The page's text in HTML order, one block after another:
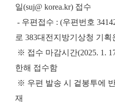
일(suj@ korea.kr) 접수
- 우편접수 : (우편번호
로 383대전지방기상청 기
※ 접수 마감시간(2025. 1.
한해 접수함
※ 우편 발송 시 겉봉투에 반
재